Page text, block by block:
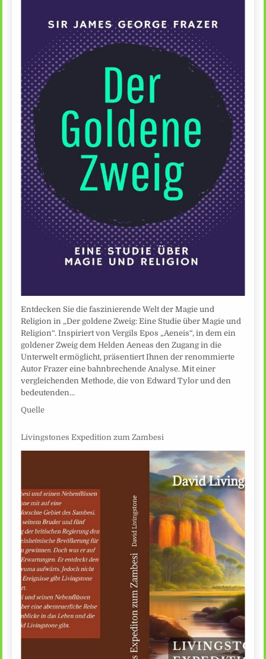
Entdecken Sie die faszinierende Welt der Magie und
Religion in „Der goldene Zweig: Eine Studie über Magie und
Religion“. Inspiriert von Vergils Epos „Aeneis“, in dem ein
goldener Zweig dem Helden Aeneas den Zugang in die
Unterwelt ermöglicht, präsentiert Ihnen der renommierte
Autor Frazer eine bahnbrechende Analyse. Mit einer
vergleichenden Methode, die von Edward Tylor und den
bedeutenden…
Quelle
Livingstones Expedition zum Zambesi